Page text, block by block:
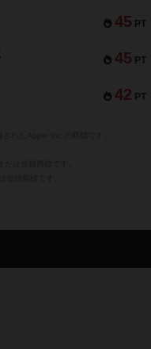
45 PT
45 PT
42 PT